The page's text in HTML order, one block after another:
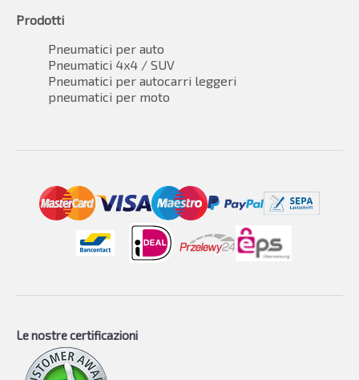
Prodotti
Pneumatici per auto
Pneumatici 4x4 / SUV
Pneumatici per autocarri leggeri
pneumatici per moto
Le nostre certificazioni